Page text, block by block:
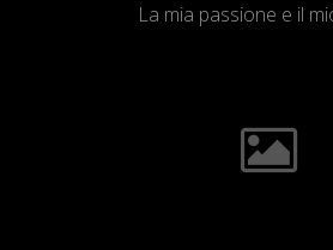
La mia passione e il